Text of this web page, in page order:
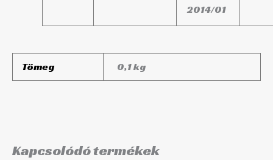
2014/01
Tömeg 0,1 kg
Kapcsolódó termékek